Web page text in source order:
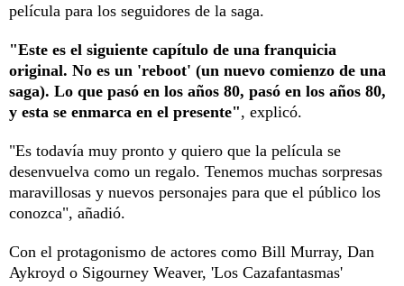
película para los seguidores de la saga.
"Este es el siguiente capítulo de una franquicia
original. No es un 'reboot' (un nuevo comienzo de una
saga). Lo que pasó en los años 80, pasó en los años 80,
y esta se enmarca en el presente", explicó.
"Es todavía muy pronto y quiero que la película se
desenvuelva como un regalo. Tenemos muchas sorpresas
maravillosas y nuevos personajes para que el público los
conozca", añadió.
Con el protagonismo de actores como Bill Murray, Dan
Aykroyd o Sigourney Weaver, 'Los Cazafantasmas'